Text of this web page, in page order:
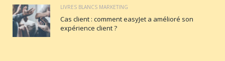
LIVRES BLANCS MARKETING
Cas client : comment easyJet a amélioré son
expérience client ?